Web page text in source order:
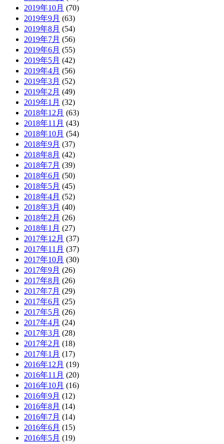
2019年10月 (70)
2019年9月 (63)
2019年8月 (54)
2019年7月 (56)
2019年6月 (55)
2019年5月 (42)
2019年4月 (56)
2019年3月 (52)
2019年2月 (49)
2019年1月 (32)
2018年12月 (63)
2018年11月 (43)
2018年10月 (54)
2018年9月 (37)
2018年8月 (42)
2018年7月 (39)
2018年6月 (50)
2018年5月 (45)
2018年4月 (52)
2018年3月 (40)
2018年2月 (26)
2018年1月 (27)
2017年12月 (37)
2017年11月 (37)
2017年10月 (30)
2017年9月 (26)
2017年8月 (26)
2017年7月 (29)
2017年6月 (25)
2017年5月 (26)
2017年4月 (24)
2017年3月 (28)
2017年2月 (18)
2017年1月 (17)
2016年12月 (19)
2016年11月 (20)
2016年10月 (16)
2016年9月 (12)
2016年8月 (14)
2016年7月 (14)
2016年6月 (15)
2016年5月 (19)